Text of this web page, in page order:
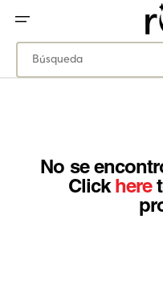
DIRECTAMENTE
Búsqueda
No se
Click here